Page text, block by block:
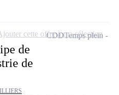
de
de
CDDTemps plein
cette offre à ma sélection